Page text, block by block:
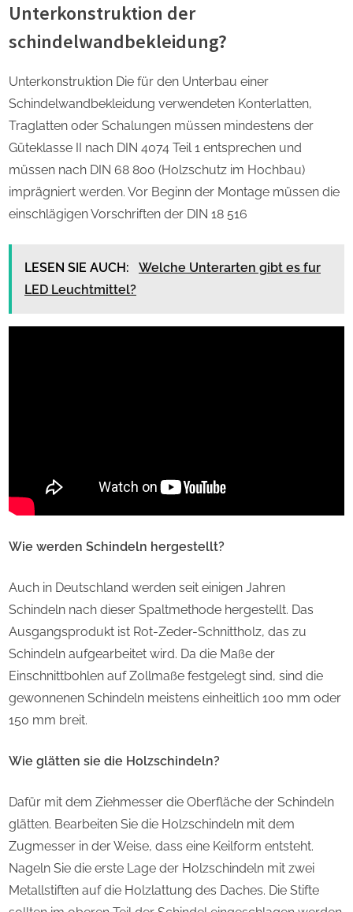
Unterkonstruktion der
schindelwandbekleidung?
Unterkonstruktion Die für den Unterbau einer
Schindelwandbekleidung verwendeten Konterlatten,
Traglatten oder Schalungen müssen mindestens der
Güteklasse II nach DIN 4074 Teil 1 entsprechen und
müssen nach DIN 68 800 (Holzschutz im Hochbau)
imprägniert werden. Vor Beginn der Montage müssen die
einschlägigen Vorschriften der DIN 18 516
LESEN SIE AUCH:
Welche Unterarten gibt es fur
LED Leuchtmittel?
Wie werden Schindeln hergestellt?
Auch in Deutschland werden seit einigen Jahren
Schindeln nach dieser Spaltmethode hergestellt. Das
Ausgangsprodukt ist Rot-Zeder-Schnittholz, das zu
Schindeln aufgearbeitet wird. Da die Maße der
Einschnittbohlen auf Zollmaße festgelegt sind, sind die
gewonnenen Schindeln meistens einheitlich 100 mm oder
150 mm breit.
Wie glätten sie die Holzschindeln?
Dafür mit dem Ziehmesser die Oberfläche der Schindeln
glätten. Bearbeiten Sie die Holzschindeln mit dem
Zugmesser in der Weise, dass eine Keilform entsteht.
Nageln Sie die erste Lage der Holzschindeln mit zwei
Metallstiften auf die Holzlattung des Daches. Die Stifte